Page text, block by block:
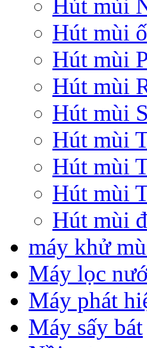
Hút mùi
Hút mùi
Hút mùi
Hút mùi
Hút mùi
Hút mùi
Hút mùi
Hút mùi
Hút mùi
máy khử
Máy lọc
Máy phát
Máy sấy bát